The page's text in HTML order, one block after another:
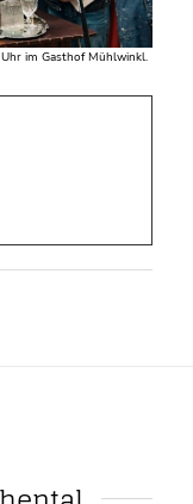
Uhr im Gasthof Mühlwinkl.